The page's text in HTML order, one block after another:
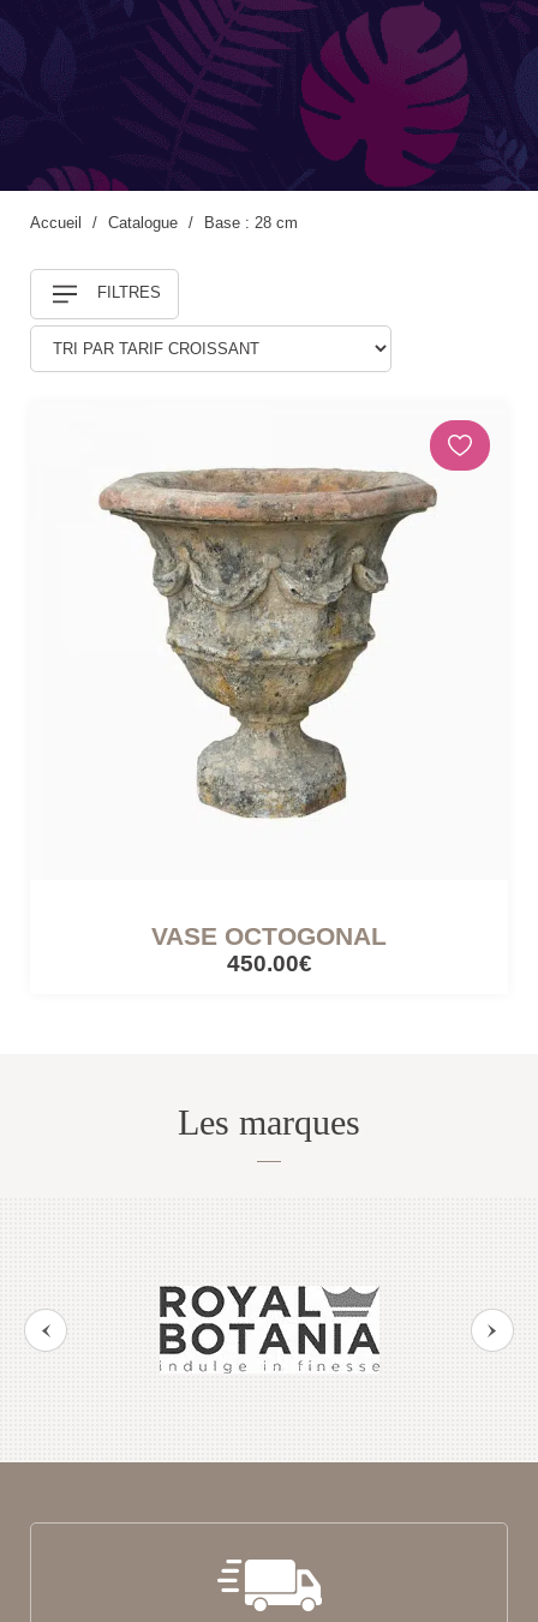
BACS ET JARDINIÈRES
Jarres / Vases
Potager
Pots / Bacs
CÔTÉ EAU
Douches
DÉCORATIONS ET STATUES
Animaux
Statues personnages
PARASOLS & OMBRAGE
Parasols déportés
Parasols droits
CÔTÉ LUMIÈRE
CUISINES ET PIQUE-NIQUE
SERRES ET ABRIS
Cabanes / cabines
FILTRES
Accueil Catalogue Base : 28 cm
VASE OCTOGONAL
450.00€
Les marques